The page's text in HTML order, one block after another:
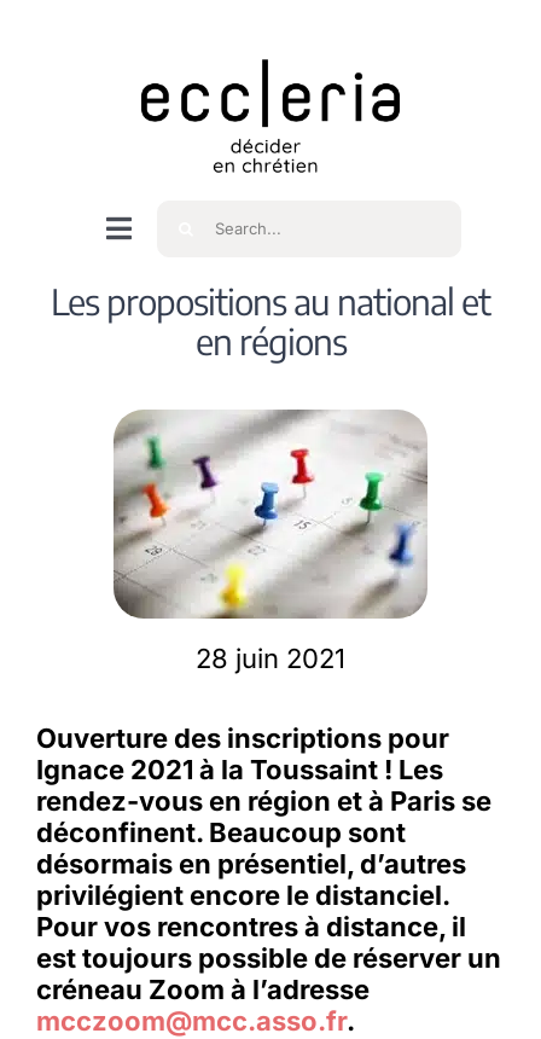
Navigation
bascule
Accueil
Intéressés
Spiritualité
Membres
Nous soutenir
La revue Responsables
Rechercher
Les propositions au national et
en régions
28 juin 2021
Ouverture des inscriptions pour
Ignace 2021 à la Toussaint ! Les
rendez-vous en région et à Paris se
déconfinent. Beaucoup sont
désormais en présentiel, d’autres
privilégient encore le distanciel.
Pour vos rencontres à distance, il
est toujours possible de réserver un
créneau Zoom à l’adresse
mcczoom@mcc.asso.fr.